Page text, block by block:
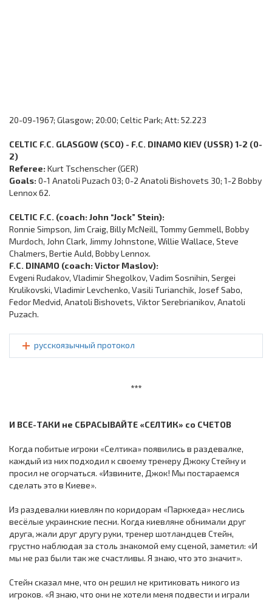
20-09-1967; Glasgow; 20:00; Celtic Park; Att: 52.223
CELTIC F.C. GLASGOW (SCO) - F.C. DINAMO KIEV (USSR) 1-2 (0-
2)
Referee: Kurt Tschenscher (GER)
Goals: 0-1 Anatoli Puzach 03; 0-2 Anatoli Bishovets 30; 1-2 Bobby
Lennox 62.
CELTIC F.C. (coach: John “Jock” Stein):
Ronnie Simpson, Jim Craig, Billy McNeill, Tommy Gemmell, Bobby
Murdoch, John Clark, Jimmy Johnstone, Willie Wallace, Steve
Chalmers, Bertie Auld, Bobby Lennox.
F.C. DINAMO (coach: Victor Maslov):
Evgeni Rudakov, Vladimir Shegolkov, Vadim Sosnihin, Sergei
Krulikovski, Vladimir Levchenko, Vasili Turianchik, Josef Sabo,
Fedor Medvid, Anatoli Bishovets, Viktor Serebrianikov, Anatoli
Puzach.
русскоязычный протокол
***
И ВСЕ-ТАКИ не СБРАСЫВАЙТЕ «СЕЛТИК» со СЧЕТОВ
Когда побитые игроки «Селтика» появились в раздевалке,
каждый из них подходил к своему тренеру Джоку Стейну и
просил не огорчаться. «Извините, Джок! Мы постараемся
сделать это в Киеве».
Из раздевалки киевлян по коридорам «Паркхеда» неслись
весёлые украинские песни. Когда киевляне обнимали друг
друга, жали друг другу руки, тренер шотландцев Стейн,
грустно наблюдая за столь знакомой ему сценой, заметил: «И
мы не раз были так же счастливы. Я знаю, что это значит».
Стейн сказал мне, что он решил не критиковать никого из
игроков. «Я знаю, что они не хотели меня подвести и играли